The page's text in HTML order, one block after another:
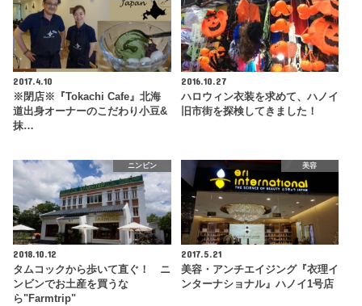
2017.4.10
※閉店※『Tokachi Cafe』北海
道出身オーナーのこだわり小豆&
抹…
2016.10.27
ハロウィン衣装を求めて、ハノイ
旧市街を探検してきました！
ニンビン
2018.10.12
タムコックから歩いて直ぐ！ ニ
ンビンでお土産を買うな
ら"Farmtrip"
美容
2017.5.21
美容・アンチエイジング『衣理イ
ンターナショナル』ハノイ1号店